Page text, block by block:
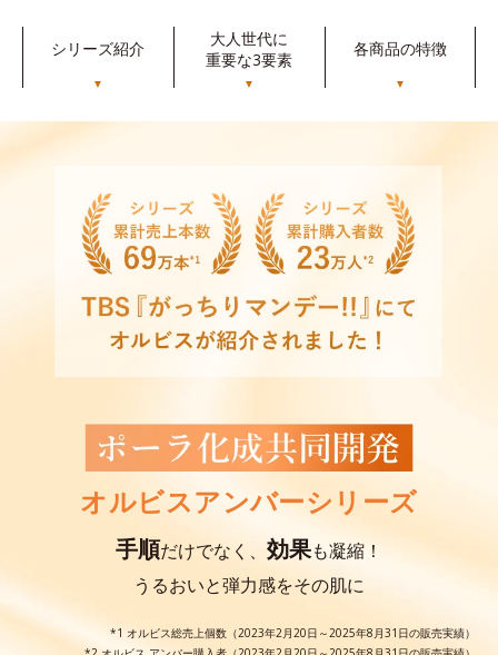
シリーズ紹介
▼
大人世代に
重要な3要素
▼
各商品の特徴
▼
オルビスアンバーシリーズ
手順だけでなく、 効果も凝縮！
うるおいと弾力感をその肌に
*1 オルビス総売上個数（2023年2月20日～2025年8月31日の販売実績）